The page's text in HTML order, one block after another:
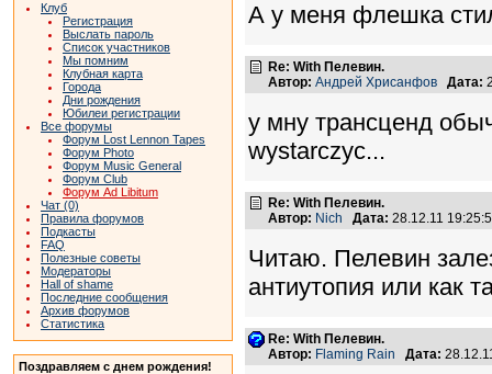
Клуб
Регистрация
Выслать пароль
Список участников
Мы помним
Клубная карта
Города
Дни рождения
Юбилеи регистрации
Все форумы
Форум Lost Lennon Tapes
Форум Photo
Форум Music General
Форум Club
Форум Ad Libitum
Чат (0)
Правила форумов
Подкасты
FAQ
Полезные советы
Модераторы
Hall of shame
Последние сообщения
Архив форумов
Статистика
Поздравляем с днем рождения!
А у меня флешка
Re: With Пелевин.
Автор: Андрей Хрисанфов Дата:
у мну трансценд
wystarczyc...
Re: With Пелевин.
Автор: Nich Дата: 28.12.11
Читаю. Пелевин
антиутопия или как
Re: With Пелевин.
Автор: Flaming Rain Дата: